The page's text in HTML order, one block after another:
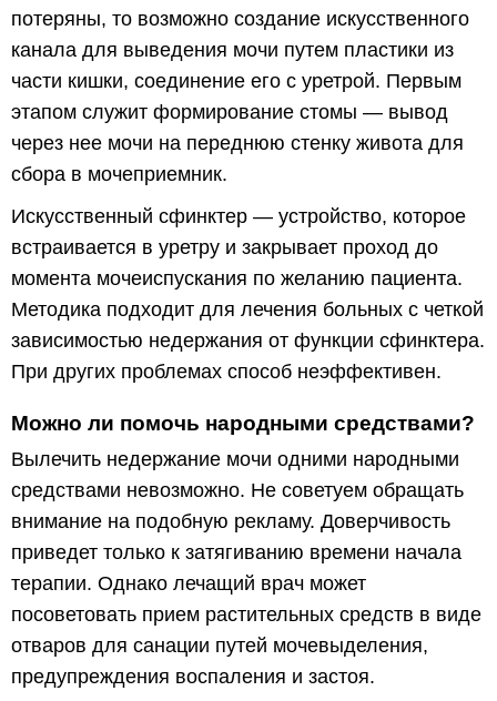
потеряны, то возможно создание искусственного
канала для выведения мочи путем пластики из
части кишки, соединение его с уретрой. Первым
этапом служит формирование стомы — вывод
через нее мочи на переднюю стенку живота для
сбора в мочеприемник.
Искусственный сфинктер — устройство, которое
встраивается в уретру и закрывает проход до
момента мочеиспускания по желанию пациента.
Методика подходит для лечения больных с четкой
зависимостью недержания от функции сфинктера.
При других проблемах способ неэффективен.
Можно ли помочь народными средствами?
Вылечить недержание мочи одними народными
средствами невозможно. Не советуем обращать
внимание на подобную рекламу. Доверчивость
приведет только к затягиванию времени начала
терапии. Однако лечащий врач может
посоветовать прием растительных средств в виде
отваров для санации путей мочевыделения,
предупреждения воспаления и застоя.